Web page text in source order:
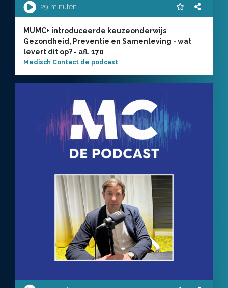
29 minuten
MUMC+ introduceerde keuzeonderwijs
Gezondheid, Preventie en Samenleving - wat
levert dit op? - afl. 170
Medisch Contact de podcast